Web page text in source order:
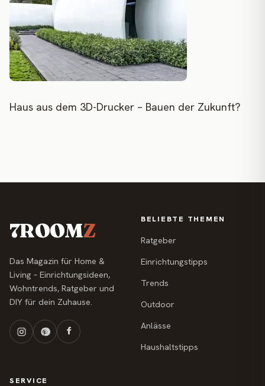
Haus aus dem 3D-Drucker – Bauen der Zukunft?
7ROOMZ
Das Magazin für Home &
Living – Einrichtungsideen,
Wohntrends, Ratgeber und
DIY für dein Zuhause.
BELIEBTE THEMEN
Ratgeber
Einrichtungstipps
Trends
Outdoor
Anlässe
Haushaltstipps
SERVICE